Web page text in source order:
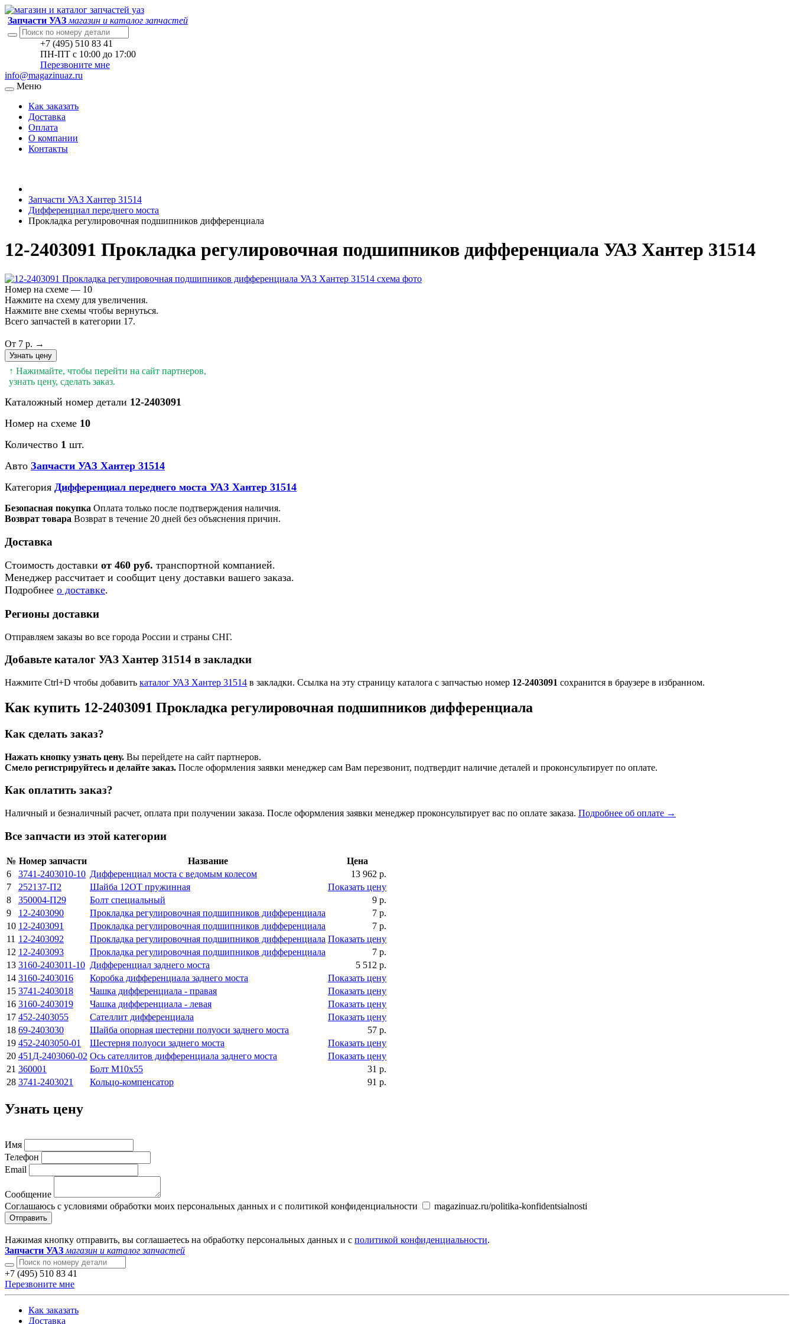
Запчасти УАЗ магазин и каталог запчастей
+7 (495) 510 83 41
ПН-ПТ с 10:00 до 17:00
Перезвоните мне
info@magazinuaz.ru
Меню
Как заказать
Доставка
Оплата
О компании
Контакты
Запчасти УАЗ Хантер 31514
Дифференциал переднего моста
Прокладка регулировочная подшипников дифференциала
12-2403091 Прокладка регулировочная подшипников дифференциала УАЗ Хантер 31514
Номер на схеме — 10
Нажмите на схему для увеличения.
Нажмите вне схемы чтобы вернуться.
Всего запчастей в категории 17.
От 7 р. →
Узнать цену
↑ Нажимайте, чтобы перейти на сайт партнеров,
узнать цену, сделать заказ.
Каталожный номер детали 12-2403091
Номер на схеме 10
Количество 1 шт.
Авто Запчасти УАЗ Хантер 31514
Категория Дифференциал переднего моста УАЗ Хантер 31514
Безопасная покупка Оплата только после подтверждения наличия.
Возврат товара Возврат в течение 20 дней без объяснения причин.
Доставка
Стоимость доставки от 460 руб. транспортной компанией.
Менеджер рассчитает и сообщит цену доставки вашего заказа.
Подробнее о доставке.
Регионы доставки
Отправляем заказы во все города России и страны СНГ.
Добавьте каталог УАЗ Хантер 31514 в закладки
Нажмите Ctrl+D чтобы добавить каталог УАЗ Хантер 31514 в закладки. Ссылка на эту страницу каталога с запчастью номер 12-2403091 сохранится в браузере в избранном.
Как купить 12-2403091 Прокладка регулировочная подшипников дифференциала
Как сделать заказ?
Нажать кнопку узнать цену. Вы перейдете на сайт партнеров.
Смело регистрируйтесь и делайте заказ. После оформления заявки менеджер сам Вам перезвонит, подтвердит наличие деталей и проконсультирует по оплате.
Как оплатить заказ?
Наличный и безналичный расчет, оплата при получении заказа. После оформления заявки менеджер проконсультирует вас по оплате заказа. Подробнее об оплате →
Все запчасти из этой категории
№ Номер запчасти Название
Цена
6
3741-2403010-10 Дифференциал моста с ведомым колесом
13 962 р.
7
252137-П2 Шайба 12ОТ пружинная
Показать цену
8
350004-П29 Болт специальный
9 р.
9
12-2403090 Прокладка регулировочная подшипников дифференциала
7 р.
10 12-2403091 Прокладка регулировочная подшипников дифференциала
7 р.
11 12-2403092 Прокладка регулировочная подшипников дифференциала Показать цену
12 12-2403093 Прокладка регулировочная подшипников дифференциала
7 р.
13 3160-2403011-10 Дифференциал заднего моста
5 512 р.
14 3160-2403016 Коробка дифференциала заднего моста
Показать цену
15 3741-2403018 Чашка дифференциала - правая
Показать цену
16 3160-2403019 Чашка дифференциала - левая
Показать цену
17 452-2403055 Сателлит дифференциала
Показать цену
18 69-2403030 Шайба опорная шестерни полуоси заднего моста
57 р.
19 452-2403050-01 Шестерня полуоси заднего моста
Показать цену
20 451Д-2403060-02 Ось сателлитов дифференциала заднего моста
Показать цену
21 360001 Болт М10х55
31 р.
28 3741-2403021 Кольцо-компенсатор 91 р.
Узнать цену
Имя
Телефон
Email
Сообщение
Соглашаюсь с условиями обработки моих персональных данных и с политикой конфиденциальности
magazinuaz.ru/politika-konfidentsialnosti
Отправить
Нажимая кнопку отправить, вы соглашаетесь на обработку персональных данных и с политикой конфиденциальности.
Запчасти УАЗ магазин и каталог запчастей
+7 (495) 510 83 41
Перезвоните мне
Как заказать
Доставка